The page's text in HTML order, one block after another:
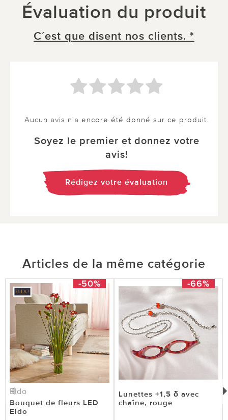
Évaluation du produit
C´est que disent nos clients. *
Aucun avis n'a encore été donné sur ce produit.
Soyez le premier et donnez votre
avis!
Rédigez votre évaluation
Articles de la même catégorie
-50%
Eldo
Bouquet de fleurs LED
Eldo
-66%
Lunettes +1,5 δ avec
chaîne, rouge